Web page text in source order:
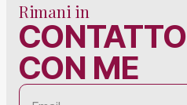
Rimani in
CONTATTO
CON ME